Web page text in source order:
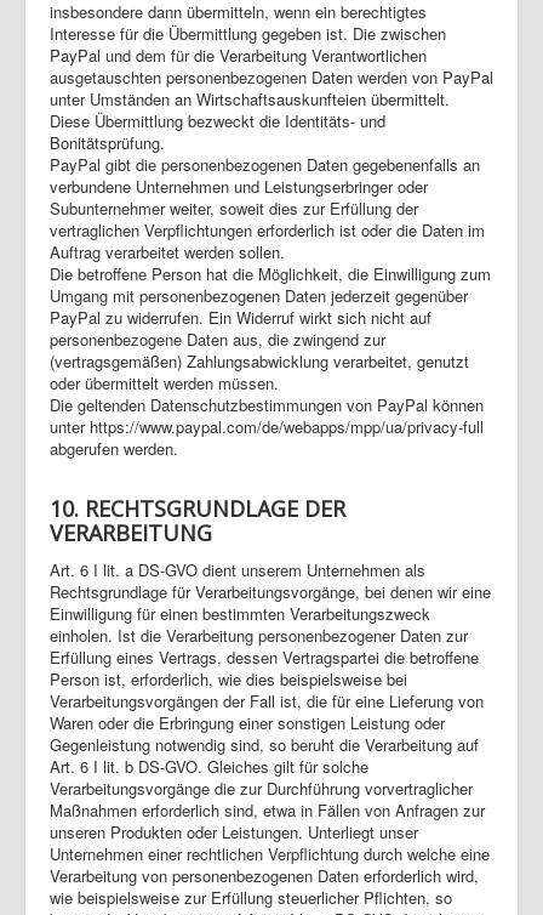
insbesondere dann übermitteln, wenn ein berechtigtes
Interesse für die Übermittlung gegeben ist. Die zwischen
PayPal und dem für die Verarbeitung Verantwortlichen
ausgetauschten personenbezogenen Daten werden von PayPal
unter Umständen an Wirtschaftsauskunfteien übermittelt.
Diese Übermittlung bezweckt die Identitäts- und
Bonitätsprüfung.
PayPal gibt die personenbezogenen Daten gegebenenfalls an
verbundene Unternehmen und Leistungserbringer oder
Subunternehmer weiter, soweit dies zur Erfüllung der
vertraglichen Verpflichtungen erforderlich ist oder die Daten im
Auftrag verarbeitet werden sollen.
Die betroffene Person hat die Möglichkeit, die Einwilligung zum
Umgang mit personenbezogenen Daten jederzeit gegenüber
PayPal zu widerrufen. Ein Widerruf wirkt sich nicht auf
personenbezogene Daten aus, die zwingend zur
(vertragsgemäßen) Zahlungsabwicklung verarbeitet, genutzt
oder übermittelt werden müssen.
Die geltenden Datenschutzbestimmungen von PayPal können
unter https://www.paypal.com/de/webapps/mpp/ua/privacy-full
abgerufen werden.
10. RECHTSGRUNDLAGE DER
VERARBEITUNG
Art. 6 I lit. a DS-GVO dient unserem Unternehmen als
Rechtsgrundlage für Verarbeitungsvorgänge, bei denen wir eine
Einwilligung für einen bestimmten Verarbeitungszweck
einholen. Ist die Verarbeitung personenbezogener Daten zur
Erfüllung eines Vertrags, dessen Vertragspartei die betroffene
Person ist, erforderlich, wie dies beispielsweise bei
Verarbeitungsvorgängen der Fall ist, die für eine Lieferung von
Waren oder die Erbringung einer sonstigen Leistung oder
Gegenleistung notwendig sind, so beruht die Verarbeitung auf
Art. 6 I lit. b DS-GVO. Gleiches gilt für solche
Verarbeitungsvorgänge die zur Durchführung vorvertraglicher
Maßnahmen erforderlich sind, etwa in Fällen von Anfragen zur
unseren Produkten oder Leistungen. Unterliegt unser
Unternehmen einer rechtlichen Verpflichtung durch welche eine
Verarbeitung von personenbezogenen Daten erforderlich wird,
wie beispielsweise zur Erfüllung steuerlicher Pflichten, so